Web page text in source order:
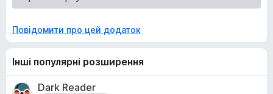
Повідомити про цей додаток
Інші популярні розширення
Dark Reader